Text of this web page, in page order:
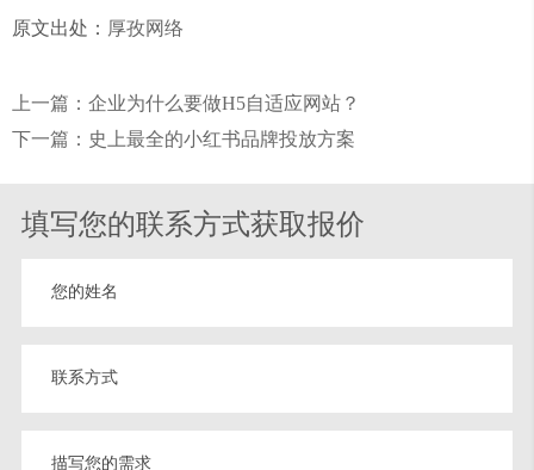
原文出处： 厚孜网络
上一篇：企业为什么要做H5自适应网站？
下一篇：史上最全的小红书品牌投放方案
填写您的联系方式获取报价